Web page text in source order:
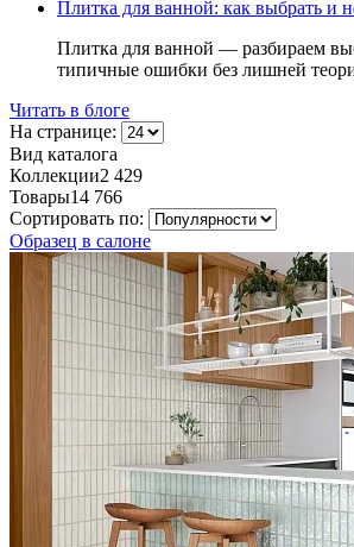
Плитка для ванной: как выбрать и
Плитка для ванной — разбираем
типичные ошибки без лишней
Читать в блоге
На странице:
Вид каталога
Коллекции2 429
Товары14 766
Сортировать по:
Образец в салоне